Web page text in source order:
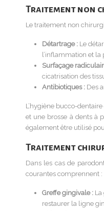
Traitement non
Le traitement non
Détartrage : Le
l’inflammation et la
Surfaçage
cicatrisation des
Antibiotiques : Des
L’hygiène bucco-
et une brosse à dents à
également être utilisé
Traitement
Dans les cas de
courantes comprennent :
Greffe gingivale :
restaurer la ligne